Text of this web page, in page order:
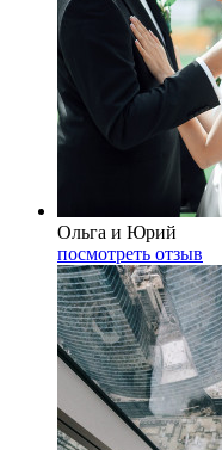
Ольга и Юрий
посмотреть отзыв